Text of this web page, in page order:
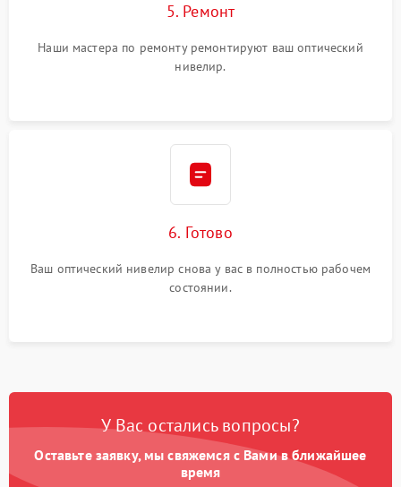
5. Ремонт
Наши мастера по ремонту ремонтируют ваш оптический
нивелир.
6. Готово
Ваш оптический нивелир снова у вас в полностью рабочем
состоянии.
У Вас остались вопросы?
Оставьте заявку, мы свяжемся с Вами в ближайшее
время